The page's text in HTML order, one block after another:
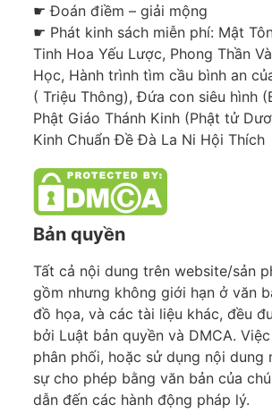
☛ Đoán điềm – giải mộng
☛ Phát kinh sách miễn phí: Mật
Tinh Hoa Yếu Lược, Phong Thần
Học, Hành trình tìm cầu bình an
( Triệu Thông), Đứa con siêu hình
Phật Giáo Thánh Kinh (Phật tử
Kinh Chuẩn Đề Đà La Ni Hội Thích
Bản quyền
Tất cả nội dung trên website/sản
gồm nhưng không giới hạn ở văn
đồ họa, và các tài liệu khác, đều
bởi Luật bản quyền và DMCA.
phân phối, hoặc sử dụng nội dung
sự cho phép bằng văn bản của
dẫn đến các hành động pháp lý.